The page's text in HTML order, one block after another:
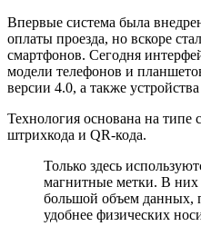
Впервые система была
оплаты проезда, но вскоре
смартфонов. Сегодня
модели телефонов и
версии 4.0, а также
Технология основана на типе
штрихкода и QR-кода.
Только здесь
магнитные метки. В них
большой объем данных,
удобнее физических